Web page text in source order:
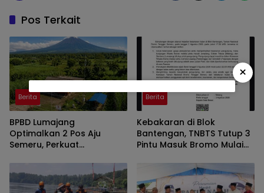
Pos Terkait
Berita
BPBD Lumajang
Optimalkan 2 Pos Aju
Semeru, Perkuat
Rawan Lahar
Berita
Kebakaran di Blok
Bantengan, TNBTS Tutup 3
Pintu Masuk Bromo Mulai
×